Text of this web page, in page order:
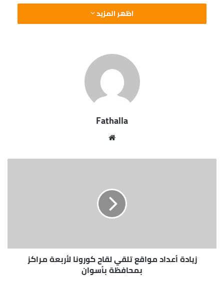
اظهر المزيد
Fathalla
زيادة أعداد مواقع تلقي لقاح كورونا لأربعة مراكز
بمحافظة بأسوان